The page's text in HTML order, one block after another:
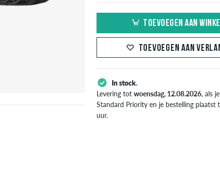
TOEVOEGEN AAN
TOEVOEGEN AAN
In stock.
Levering totwoensdag, 12.08.2026, als
Standard Priority en je bestelling plaatst
uur.